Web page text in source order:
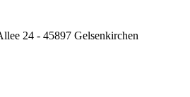
24 - 45897 Gelsenkirchen